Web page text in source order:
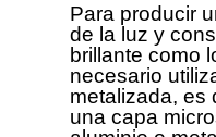
Para producir
de la luz y
brillante como
necesario
metalizada, es
una capa